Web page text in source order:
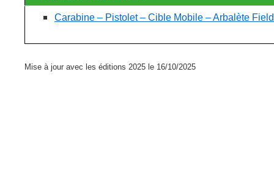
Carabine – Pistolet – Cible Mobile – Arbalète Field
Mise à jour avec les éditions 2025 le 16/10/2025